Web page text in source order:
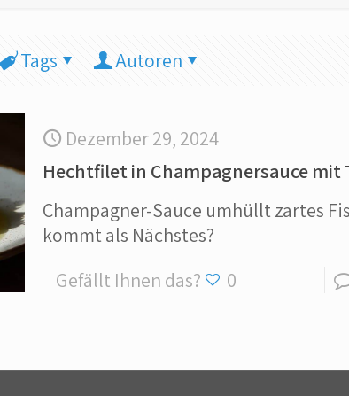
Tags Autoren
Dezember 29, 2024
Hechtfilet in Champagnersauce
Champagner-Sauce umhüllt zartes
kommt als Nächstes?
Gefällt Ihnen das?
0